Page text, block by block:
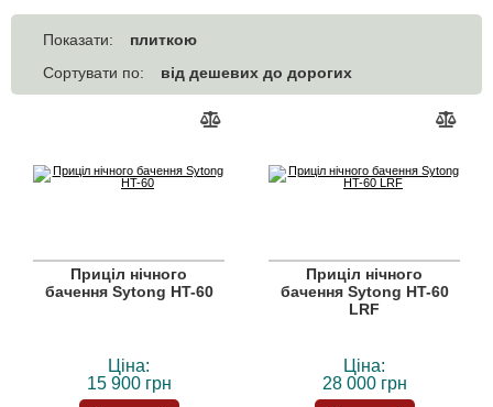
Показати:
плиткою
Сортувати по:
від дешевих до дорогих
Приціл нічного
бачення Sytong HT-60
Ціна:
15 900 грн
Приціл нічного
бачення Sytong HT-60
LRF
Ціна:
28 000 грн